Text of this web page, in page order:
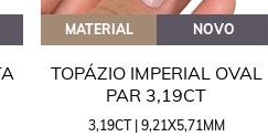
MATERIAL NOVO
TOPÁZIO IMPERIAL OVAL
PAR 3,19CT
3,19CT | 9,21X5,71MM